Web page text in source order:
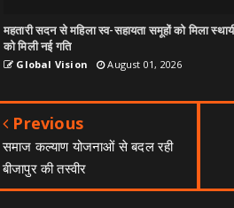
महतारी सदन से महिला स्व-सहायता समूहों को मिला
को मिली नई गति
Global Vision August 01, 2026
Previous
समाज कल्याण योजनाओं से बदल रही
बीजापुर की तस्वीर